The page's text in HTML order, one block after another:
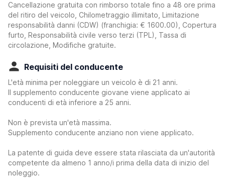
Cancellazione gratuita con rimborso totale fino a 48 ore prima
del ritiro del veicolo, Chilometraggio illimitato, Limitazione
responsabilità danni (CDW) (franchigia: € 1600.00)
, Copertura
furto, Responsabilità civile verso terzi (TPL), Tassa di
circolazione, Modifiche gratuite.
Requisiti del conducente
L'età minima per noleggiare un veicolo è di 21 anni.
Il supplemento conducente giovane viene applicato ai
conducenti di età inferiore a 25 anni.
Non è prevista un'età massima.
Supplemento conducente anziano non viene applicato.
La patente di guida deve essere stata rilasciata da un'autorità
competente da almeno 1 anno/i prima della data di inizio del
noleggio.